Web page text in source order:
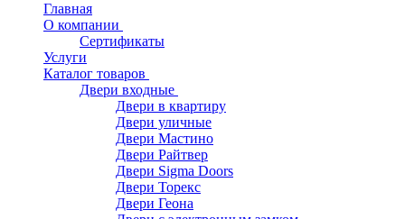
Главная
О компании
Сертификаты
Услуги
Каталог товаров
Двери входные
Двери в квартиру
Двери уличные
Двери Мастино
Двери Райтвер
Двери Sigma Doors
Двери Торекс
Двери Геона